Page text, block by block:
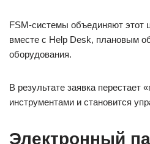
FSM-системы объединяют этот
вместе с Help Desk, плановым
оборудования.
В результате заявка перестает
инструментами и становится
Электронный